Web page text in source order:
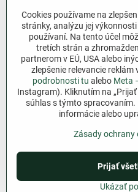
Všetko o nákupe
Ďakujeme za podporu
Sme slovenský e-shop
vďaka vám – ľuďom,
lásku k pôde​. Každý
pokračovať v tom, čo
záhradkárom
©2026
Predvoľby súkromia
Cookies používame na
stránky, analýzu jej
používaní. Na tento účel
tretích strán a
partnerom v EÚ, USA alebo
zlepšenie relevancie reklám
podrobnosti tu alebo Meta
Instagram). Kliknutím na
súhlas s týmto
informácie alebo
Zásady ochrany
Ukázať
Prijať